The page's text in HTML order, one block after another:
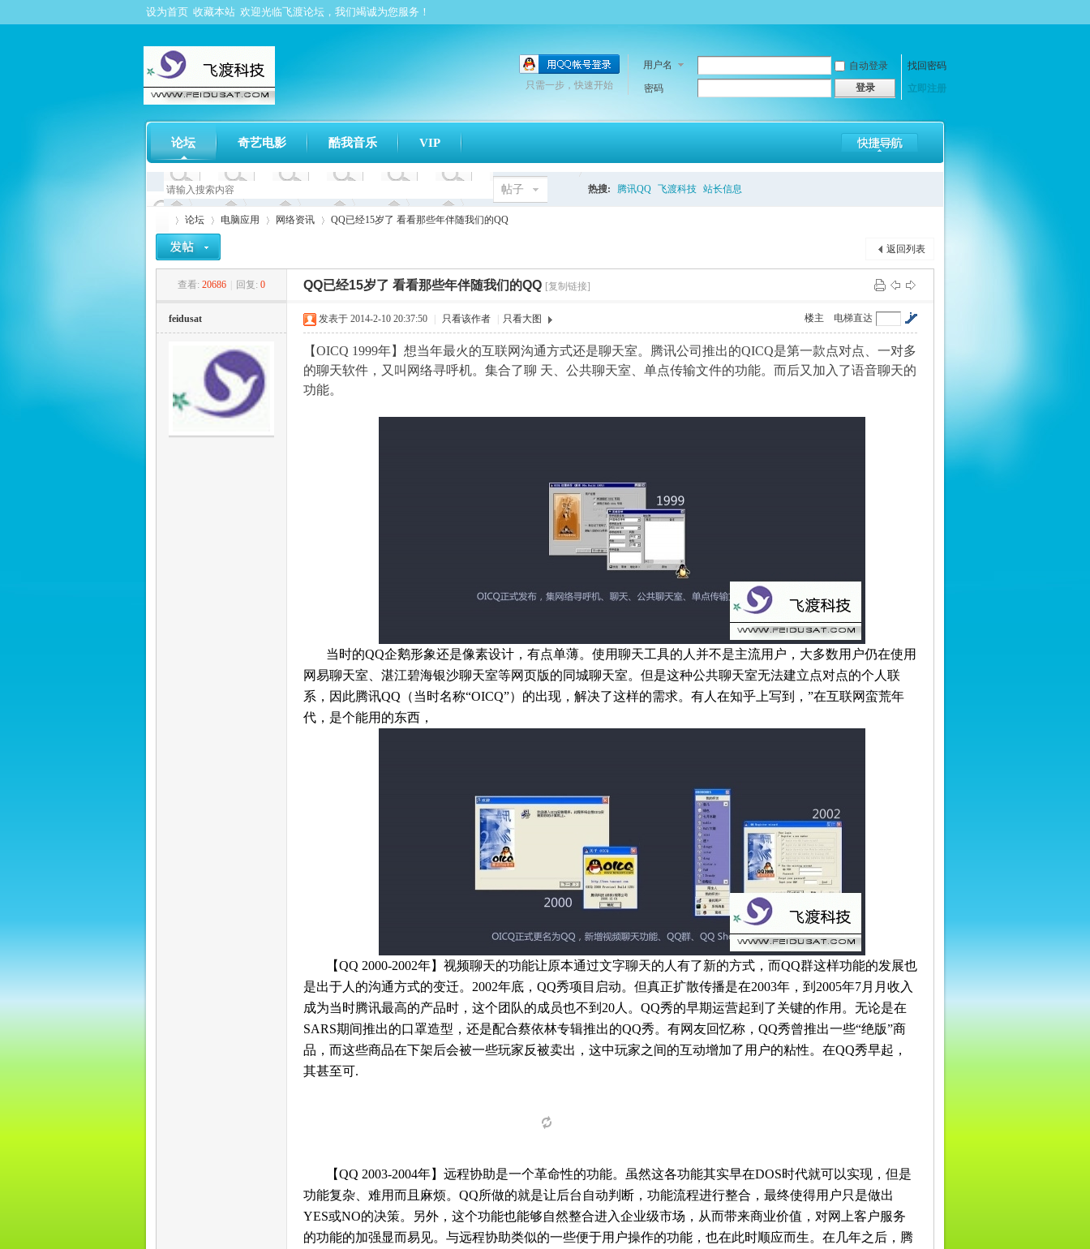
设为首页 收藏本站 欢迎光临飞渡论坛，我们竭诚为您服务！
用户名 自动登录
找回密码
密码
登录 立即注册
只需一步，快速开始
论坛 奇艺电影 酷我音乐 VIP
帖子
索
热搜: 腾讯QQ 飞渡科技 站长信息
论坛
›
电脑应用
›
网络资讯
›
QQ已经15岁了 看看那些年伴随我们的QQ
返回列表
查看: 20686 回复: 0 QQ已经15岁了 看看那些年伴随我们的QQ [复制链接]
feidusat 电梯直达
楼主
发表于 2014-2-10 20:37:50 只看该作者 只看大图
【OICQ 1999年】想当年最火的互联网沟通方式还是聊天室。腾讯公司推出的QICQ是第一款点对点、一对多
的聊天软件，又叫网络寻呼机。集合了聊 天、公共聊天室、单点传输文件的功能。而后又加入了语音聊天的
功能。
当时的QQ企鹅形象还是像素设计，有点单薄。使用聊天工具的人并不是主流用户，大多数用户仍在使用
网易聊天室、湛江碧海银沙聊天室等网页版的同城聊天室。但是这种公共聊天室无法建立点对点的个人联
系，因此腾讯QQ（当时名称“OICQ”）的出现，解决了这样的需求。有人在知乎上写到，”在互联网蛮荒年
代，是个能用的东西，
【QQ 2000-2002年】视频聊天的功能让原本通过文字聊天的人有了新的方式，而QQ群这样功能的发展也
是出于人的沟通方式的变迁。2002年底，QQ秀项目启动。但真正扩散传播是在2003年，到2005年7月月收入
成为当时腾讯最高的产品时，这个团队的成员也不到20人。QQ秀的早期运营起到了关键的作用。无论是在
SARS期间推出的口罩造型，还是配合蔡依林专辑推出的QQ秀。有网友回忆称，QQ秀曾推出一些“绝版”商
品，而这些商品在下架后会被一些玩家反被卖出，这中玩家之间的互动增加了用户的粘性。在QQ秀早起，
其甚至可.
【QQ 2003-2004年】远程协助是一个革命性的功能。虽然这各功能其实早在DOS时代就可以实现，但是
功能复杂、难用而且麻烦。QQ所做的就是让后台自动判断，功能流程进行整合，最终使得用户只是做出
YES或NO的决策。另外，这个功能也能够自然整合进入企业级市场，从而带来商业价值，对网上客户服务
的功能的加强显而易见。与远程协助类似的一些便于用户操作的功能，也在此时顺应而生。在几年之后，腾